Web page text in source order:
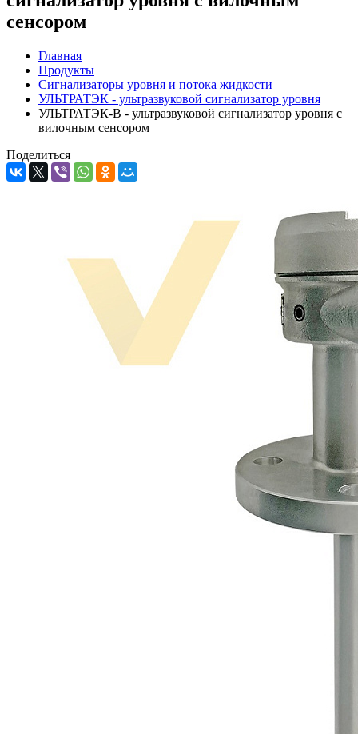
сенсором
Главная
Продукты
Сигнализаторы уровня и потока жидкости
УЛЬТРАТЭК - ультразвуковой сигнализатор уровня
УЛЬТРАТЭК-В - ультразвуковой сигнализатор уровня с
вилочным сенсором
Поделиться